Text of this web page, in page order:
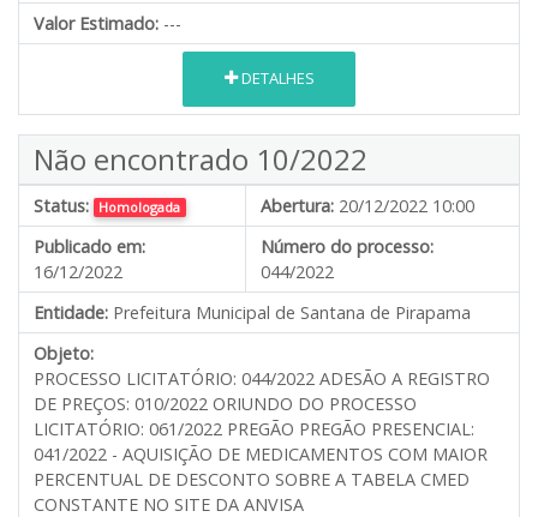
Valor Estimado: ---
DETALHES
Não encontrado 10/2022
Status: Homologada Abertura: 20/12/2022 10:00
Publicado em:
16/12/2022
Número do processo:
044/2022
Entidade: Prefeitura Municipal de Santana de Pirapama
Objeto:
PROCESSO LICITATÓRIO: 044/2022 ADESÃO A REGISTRO
DE PREÇOS: 010/2022 ORIUNDO DO PROCESSO
LICITATÓRIO: 061/2022 PREGÃO PREGÃO PRESENCIAL:
041/2022 - AQUISIÇÃO DE MEDICAMENTOS COM MAIOR
PERCENTUAL DE DESCONTO SOBRE A TABELA CMED
CONSTANTE NO SITE DA ANVISA